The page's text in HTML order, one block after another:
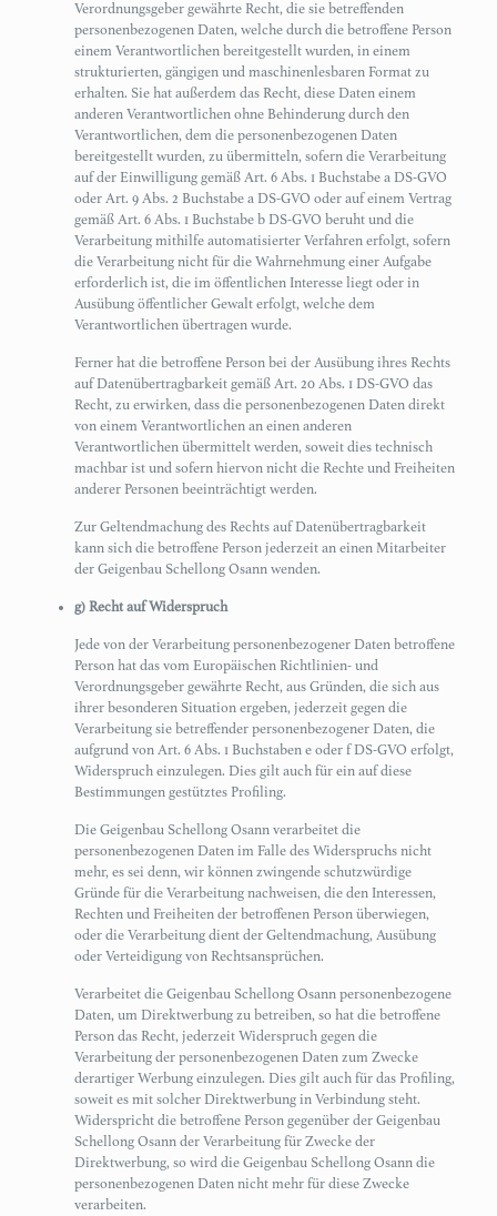
Verordnungsgeber gewährte Recht, die sie betreffenden
personenbezogenen Daten, welche durch die betroffene Person
einem Verantwortlichen bereitgestellt wurden, in einem
strukturierten, gängigen und maschinenlesbaren Format zu
erhalten. Sie hat außerdem das Recht, diese Daten einem
anderen Verantwortlichen ohne Behinderung durch den
Verantwortlichen, dem die personenbezogenen Daten
bereitgestellt wurden, zu übermitteln, sofern die Verarbeitung
auf der Einwilligung gemäß Art. 6 Abs. 1 Buchstabe a DS-GVO
oder Art. 9 Abs. 2 Buchstabe a DS-GVO oder auf einem Vertrag
gemäß Art. 6 Abs. 1 Buchstabe b DS-GVO beruht und die
Verarbeitung mithilfe automatisierter Verfahren erfolgt, sofern
die Verarbeitung nicht für die Wahrnehmung einer Aufgabe
erforderlich ist, die im öffentlichen Interesse liegt oder in
Ausübung öffentlicher Gewalt erfolgt, welche dem
Verantwortlichen übertragen wurde.
Ferner hat die betroffene Person bei der Ausübung ihres Rechts
auf Datenübertragbarkeit gemäß Art. 20 Abs. 1 DS-GVO das
Recht, zu erwirken, dass die personenbezogenen Daten direkt
von einem Verantwortlichen an einen anderen
Verantwortlichen übermittelt werden, soweit dies technisch
machbar ist und sofern hiervon nicht die Rechte und Freiheiten
anderer Personen beeinträchtigt werden.
Zur Geltendmachung des Rechts auf Datenübertragbarkeit
kann sich die betroffene Person jederzeit an einen Mitarbeiter
der Geigenbau Schellong Osann wenden.
g) Recht auf Widerspruch
Jede von der Verarbeitung personenbezogener Daten betroffene
Person hat das vom Europäischen Richtlinien- und
Verordnungsgeber gewährte Recht, aus Gründen, die sich aus
ihrer besonderen Situation ergeben, jederzeit gegen die
Verarbeitung sie betreffender personenbezogener Daten, die
aufgrund von Art. 6 Abs. 1 Buchstaben e oder f DS-GVO erfolgt,
Widerspruch einzulegen. Dies gilt auch für ein auf diese
Bestimmungen gestütztes Profiling.
Die Geigenbau Schellong Osann verarbeitet die
personenbezogenen Daten im Falle des Widerspruchs nicht
mehr, es sei denn, wir können zwingende schutzwürdige
Gründe für die Verarbeitung nachweisen, die den Interessen,
Rechten und Freiheiten der betroffenen Person überwiegen,
oder die Verarbeitung dient der Geltendmachung, Ausübung
oder Verteidigung von Rechtsansprüchen.
Verarbeitet die Geigenbau Schellong Osann personenbezogene
Daten, um Direktwerbung zu betreiben, so hat die betroffene
Person das Recht, jederzeit Widerspruch gegen die
Verarbeitung der personenbezogenen Daten zum Zwecke
derartiger Werbung einzulegen. Dies gilt auch für das Profiling,
soweit es mit solcher Direktwerbung in Verbindung steht.
Widerspricht die betroffene Person gegenüber der Geigenbau
Schellong Osann der Verarbeitung für Zwecke der
Direktwerbung, so wird die Geigenbau Schellong Osann die
personenbezogenen Daten nicht mehr für diese Zwecke
verarbeiten.